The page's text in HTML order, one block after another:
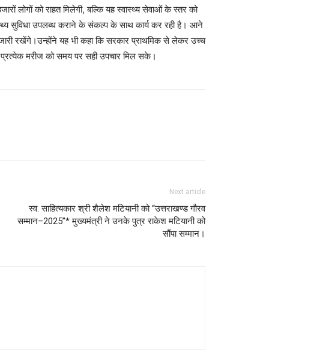
लोगों को राहत मिलेगी, बल्कि यह स्वास्थ्य सेवाओं के स्तर को
सुविधा उपलब्ध कराने के संकल्प के साथ कार्य कर रही है। आने
रखेंगे।उन्होंने यह भी कहा कि सरकार प्राथमिक से लेकर उच्च
प्रत्येक मरीज को समय पर सही उपचार मिल सके।
Next article
स्व. साहित्यकार श्री शैलेश मटियानी को “उत्तराखण्ड गौरव
सम्मान–2025”* मुख्यमंत्री ने उनके पुत्र राकेश मटियानी को
सौंपा सम्मान।